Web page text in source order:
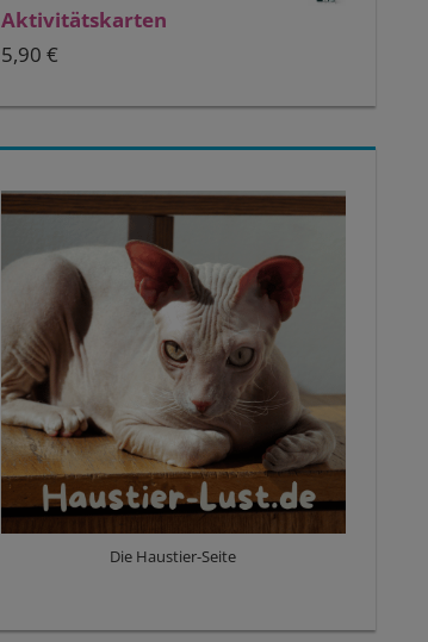
Aktivitätskarten
5,90€
Die Haustier-Seite